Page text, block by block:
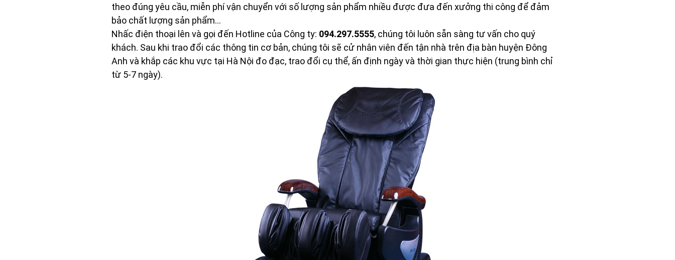
theo đúng yêu cầu, miễn phí vận chuyển với số lượng sản phẩm nhiều được đưa đến xưởng thi công để đảm
bảo chất lượng sản phẩm…
Nhấc điện thoại lên và gọi đến Hotline của Công ty: 094.297.5555, chúng tôi luôn sẵn sàng tư vấn cho quý
khách. Sau khi trao đổi các thông tin cơ bản, chúng tôi sẽ cử nhân viên đến tận nhà trên địa bàn huyện Đông
Anh và khắp các khu vực tại Hà Nội đo đạc, trao đổi cụ thể, ấn định ngày và thời gian thực hiện (trung bình chỉ
từ 5-7 ngày).